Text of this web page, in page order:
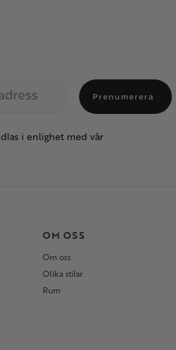
Prenumerera
i enlighet med vår
OM OSS
Om oss
Olika stilar
Rum